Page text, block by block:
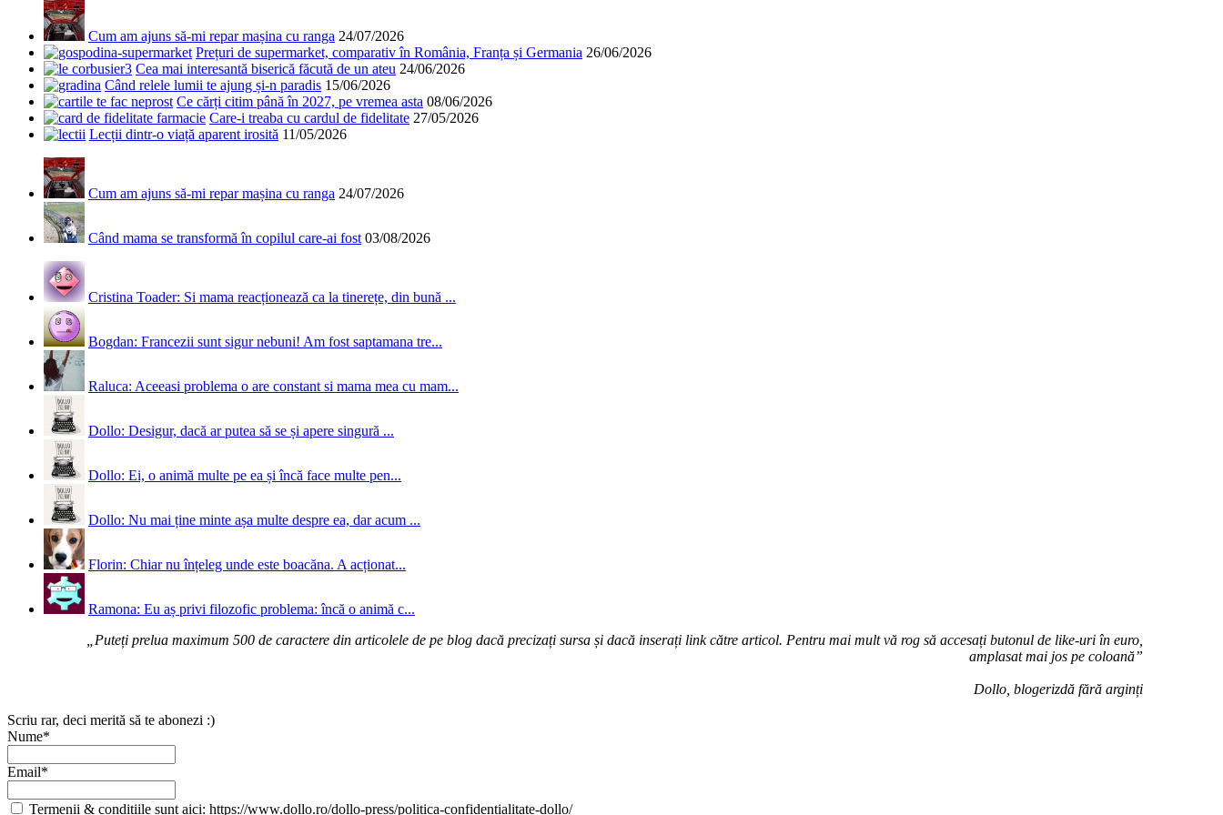
Cum am ajuns să-mi repar mașina cu ranga 24/07/2026
Prețuri de supermarket, comparativ în România, Franța și Germania 26/06/2026
Cea mai interesantă biserică făcută de un ateu 24/06/2026
Când relele lumii te ajung și-n paradis 15/06/2026
Ce cărți citim până în 2027, pe vremea asta 08/06/2026
Care-i treaba cu cardul de fidelitate 27/05/2026
Lecții dintr-o viață aparent irosită 11/05/2026
Cum am ajuns să-mi repar mașina cu ranga 24/07/2026
Când mama se transformă în copilul care-ai fost 03/08/2026
Cristina Toader: Si mama reacționează ca la tinerețe, din bună ...
Bogdan: Francezii sunt sigur nebuni! Am fost saptamana tre...
Raluca: Aceeasi problema o are constant si mama mea cu mam...
Dollo: Desigur, dacă ar putea să se și apere singură ...
Dollo: Ei, o animă multe pe ea și încă face multe pen...
Dollo: Nu mai ține minte așa multe despre ea, dar acum ...
Florin: Chiar nu înțeleg unde este boacăna. A acționat...
Ramona: Eu aș privi filozofic problema: încă o animă c...
„Puteți prelua maximum 500 de caractere din articolele de pe blog dacă precizați sursa și dacă inserați link către articol. Pentru mai mult vă rog să accesați butonul de like-uri în euro,
amplasat mai jos pe coloană”
Dollo, blogerizdă fără arginți
Scriu rar, deci merită să te abonezi :)
Nume*
Email*
Termenii & condițiile sunt aici: https://www.dollo.ro/dollo-press/politica-confidentialitate-dollo/